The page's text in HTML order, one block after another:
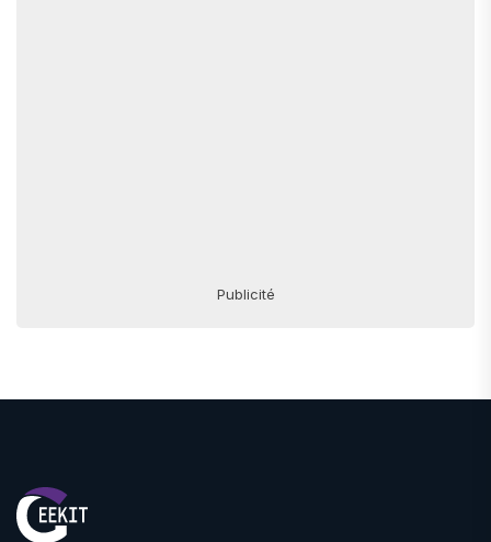
Publicité